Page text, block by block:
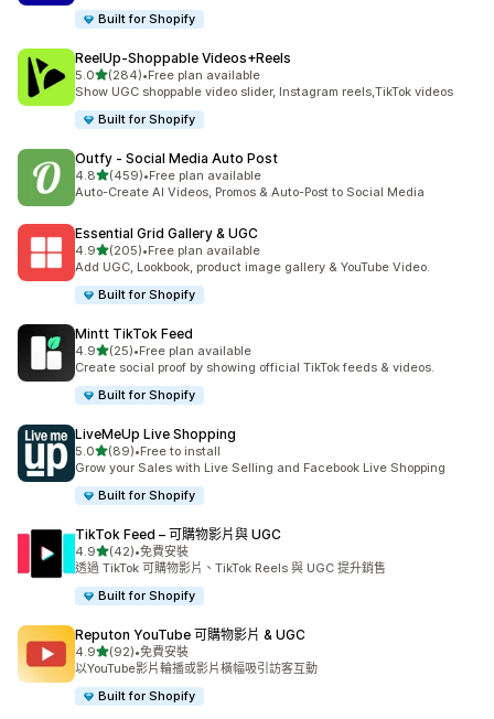
Built for Shopify
ReelUp‑Shoppable Videos+Reels
5.0滿分 5 顆星
(284)
共有 284 則評價
•Free plan available
Show UGC shoppable video slider, Instagram reels,TikTok videos
Built for Shopify
Outfy ‑ Social Media Auto Post
4.8滿分 5 顆星
(459)
共有 459 則評價
•Free plan available
Auto-Create AI Videos, Promos & Auto-Post to Social Media
Essential Grid Gallery & UGC
4.9滿分 5 顆星
(205)
共有 205 則評價
•Free plan available
Add UGC, Lookbook, product image gallery & YouTube Video.
Built for Shopify
Mintt TikTok Feed
4.9滿分 5 顆星
(25)
共有 25 則評價
•Free plan available
Create social proof by showing official TikTok feeds & videos.
Built for Shopify
LiveMeUp Live Shopping
5.0滿分 5 顆星
(89)
共有 89 則評價
•Free to install
Grow your Sales with Live Selling and Facebook Live Shopping
Built for Shopify
TikTok Feed – 可購物影片與 UGC
4.9滿分 5 顆星
(42)
共有 42 則評價
•免費安裝
透過 TikTok 可購物影片、TikTok Reels 與 UGC 提升銷售
Built for Shopify
Reputon YouTube 可購物影片 & UGC
4.9滿分 5 顆星
(92)
共有 92 則評價
•免費安裝
以YouTube影片輪播或影片橫幅吸引訪客互動
Built for Shopify